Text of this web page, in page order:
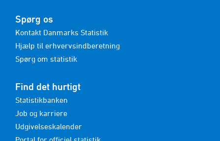
Spørg os
Kontakt Danmarks Statistik
Hjælp til erhvervsindberetning
Spørg om statistik
Find det hurtigt
Statistikbanken
Job og karriere
Udgivelseskalender